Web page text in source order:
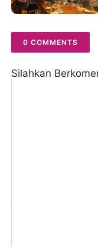
0 COMMENTS
Silahkan